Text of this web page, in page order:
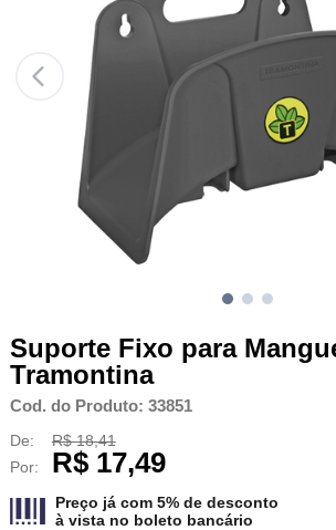
Suporte Fixo para
Tramontina
Cod. do Produto: 33851
De:
R$ 18,41
Por:
R$ 17,49
Preço já com 5% de desconto
à vista no boleto bancário